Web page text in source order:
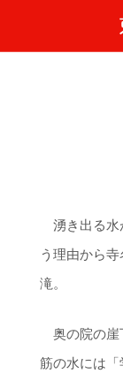
湧き出る
う理由から
滝。
奥の院の崖
筋の水には「